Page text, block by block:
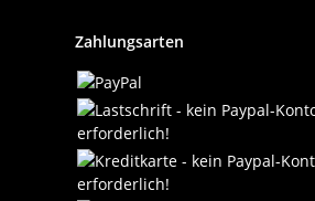
Zahlungsarten